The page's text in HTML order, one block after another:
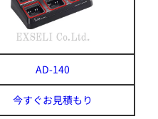
AD-140
今すぐお見積もり